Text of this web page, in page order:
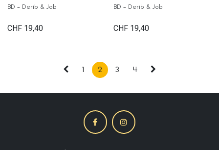
BD - Derib & Job
CHF 19,40
BD - Derib & Job
CHF 19,40
1 2 3 4